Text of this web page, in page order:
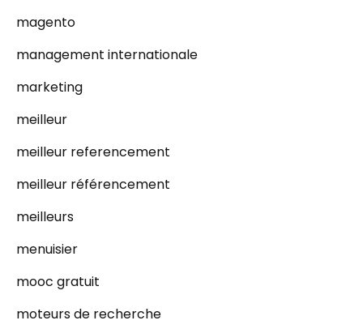
magento
management internationale
marketing
meilleur
meilleur referencement
meilleur référencement
meilleurs
menuisier
mooc gratuit
moteurs de recherche